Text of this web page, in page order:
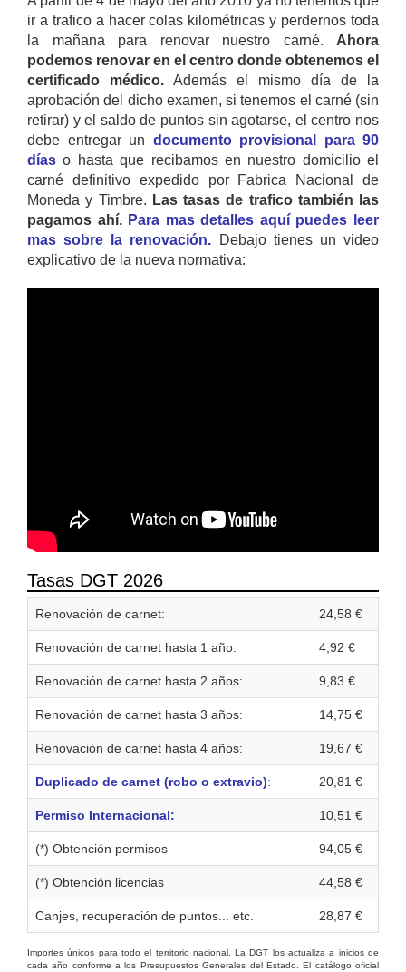
ir a trafico a hacer colas kilométricas y perdernos toda
la mañana para renovar nuestro carné. Ahora
podemos renovar en el centro donde obtenemos el
certificado médico. Además el mismo día de la
aprobación del dicho examen, si tenemos el carné (sin
retirar) y el saldo de puntos sin agotarse, el centro nos
debe entregar un documento provisional para 90
días o hasta que recibamos en nuestro domicilio el
carné definitivo expedido por Fabrica Nacional de
Moneda y Timbre. Las tasas de trafico también las
pagamos ahí. Para mas detalles aquí puedes leer
mas sobre la renovación. Debajo tienes un video
explicativo de la nueva normativa:
Tasas DGT 2026
Renovación de carnet: 24,58 €
Renovación de carnet hasta 1 año: 4,92 €
Renovación de carnet hasta 2 años: 9,83 €
Renovación de carnet hasta 3 años: 14,75 €
Renovación de carnet hasta 4 años: 19,67 €
Duplicado de carnet (robo o extravio): 20,81 €
Permiso Internacional: 10,51 €
(*) Obtención permisos 94,05 €
(*) Obtención licencias 44,58 €
Canjes, recuperación de puntos... etc. 28,87 €
Importes únicos para todo el territorio nacional. La DGT los actualiza a inicios de
cada año conforme a los Presupuestos Generales del Estado. El catálogo oficial